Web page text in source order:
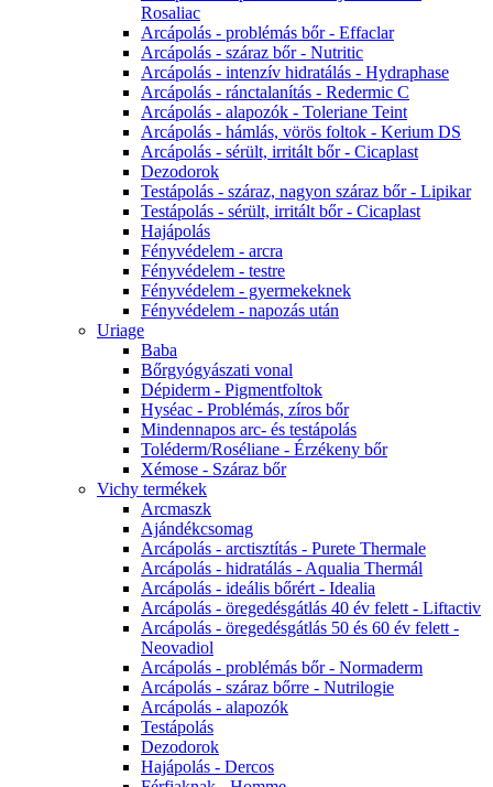
Rosaliac
Arcápolás - problémás bőr - Effaclar
Arcápolás - száraz bőr - Nutritic
Arcápolás - intenzív hidratálás - Hydraphase
Arcápolás - ránctalanítás - Redermic C
Arcápolás - alapozók - Toleriane Teint
Arcápolás - hámlás, vörös foltok - Kerium DS
Arcápolás - sérült, irritált bőr - Cicaplast
Dezodorok
Testápolás - száraz, nagyon száraz bőr - Lipikar
Testápolás - sérült, irritált bőr - Cicaplast
Hajápolás
Fényvédelem - arcra
Fényvédelem - testre
Fényvédelem - gyermekeknek
Fényvédelem - napozás után
Uriage
Baba
Bőrgyógyászati vonal
Dépiderm - Pigmentfoltok
Hyséac - Problémás, zíros bőr
Mindennapos arc- és testápolás
Toléderm/Roséliane - Érzékeny bőr
Xémose - Száraz bőr
Vichy termékek
Arcmaszk
Ajándékcsomag
Arcápolás - arctisztítás - Purete Thermale
Arcápolás - hidratálás - Aqualia Thermál
Arcápolás - ideális bőrért - Idealia
Arcápolás - öregedésgátlás 40 év felett - Liftactiv
Arcápolás - öregedésgátlás 50 és 60 év felett -
Neovadiol
Arcápolás - problémás bőr - Normaderm
Arcápolás - száraz bőrre - Nutrilogie
Arcápolás - alapozók
Testápolás
Dezodorok
Hajápolás - Dercos